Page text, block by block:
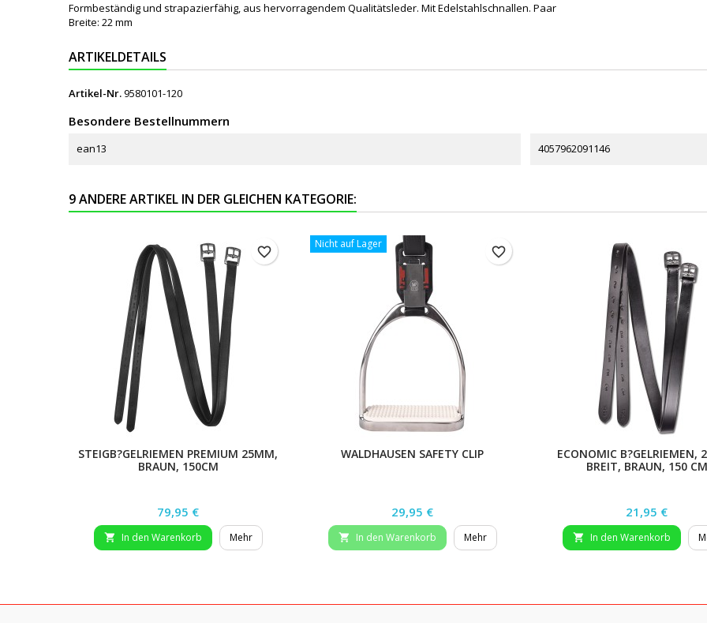
Formbeständig und strapazierfähig, aus hervorragendem Qualitätsleder. Mit Edelstahlschnallen. Paar
Breite: 22 mm
ARTIKELDETAILS
Artikel-Nr.9580101-120
Besondere Bestellnummern
ean13 4057962091146
9 ANDERE ARTIKEL IN DER GLEICHEN KATEGORIE:
STEIGB?GELRIEMEN PREMIUM 25MM,
BRAUN, 150CM
Preis
79,95 €
 In den Warenkorb Mehr
favorite_border
Nicht auf Lager
WALDHAUSEN SAFETY CLIP
Preis
29,95 €
 In den Warenkorb Mehr
favorite_border
ECONOMIC B?GELRIEMEN,
BREIT, BRAUN, 150 CM
Preis
21,95 €
 In den Warenkorb